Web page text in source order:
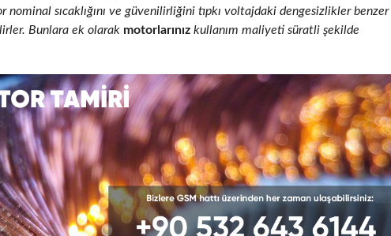
nominal sıcaklığını ve güvenilirliğini tıpkı voltajdaki dengesizlikler benzer
Bunlara ek olarak motorlarınız kullanım maliyeti süratli şekilde